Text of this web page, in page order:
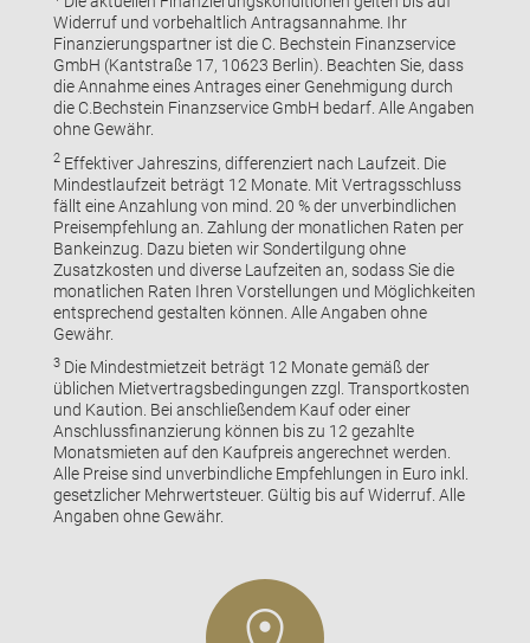
Widerruf und vorbehaltlich Antragsannahme. Ihr
Finanzierungspartner ist die C. Bechstein Finanzservice
GmbH (Kantstraße 17, 10623 Berlin). Beachten Sie, dass
die Annahme eines Antrages einer Genehmigung durch
die C.Bechstein Finanzservice GmbH bedarf. Alle Angaben
ohne Gewähr.
2Effektiver Jahreszins, differenziert nach Laufzeit. Die
Mindestlaufzeit beträgt 12 Monate. Mit Vertragsschluss
fällt eine Anzahlung von mind. 20 % der unverbindlichen
Preisempfehlung an. Zahlung der monatlichen Raten per
Bankeinzug. Dazu bieten wir Sondertilgung ohne
Zusatzkosten und diverse Laufzeiten an, sodass Sie die
monatlichen Raten Ihren Vorstellungen und Möglichkeiten
entsprechend gestalten können. Alle Angaben ohne
Gewähr.
3Die Mindestmietzeit beträgt 12 Monate gemäß der
üblichen Mietvertragsbedingungen zzgl. Transportkosten
und Kaution. Bei anschließendem Kauf oder einer
Anschlussfinanzierung können bis zu 12 gezahlte
Monatsmieten auf den Kaufpreis angerechnet werden.
Alle Preise sind unverbindliche Empfehlungen in Euro inkl.
gesetzlicher Mehrwertsteuer. Gültig bis auf Widerruf. Alle
Angaben ohne Gewähr.